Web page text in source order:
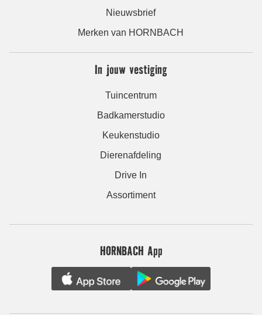
Nieuwsbrief
Merken van HORNBACH
In jouw vestiging
Tuincentrum
Badkamerstudio
Keukenstudio
Dierenafdeling
Drive In
Assortiment
HORNBACH App